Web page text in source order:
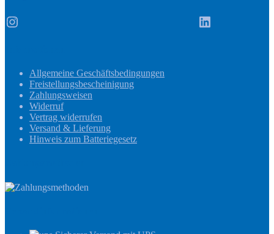
Instagram LinkedIn
Allgemeine Geschäftsbedingungen
Freistellungsbescheinigung
Zahlungsweisen
Widerruf
Vertrag widerrufen
Versand & Lieferung
Hinweis zum Batteriegesetz